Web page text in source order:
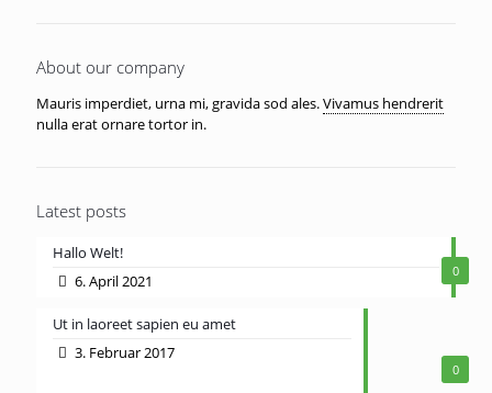
About our company
Mauris imperdiet, urna mi, gravida sod ales.Vivamus hendrerit
nulla erat ornare tortor in.
Latest posts
0
Hallo Welt!
6. April 2021
0
Ut in laoreet sapien eu amet
3. Februar 2017